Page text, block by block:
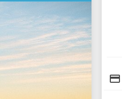
credit_card